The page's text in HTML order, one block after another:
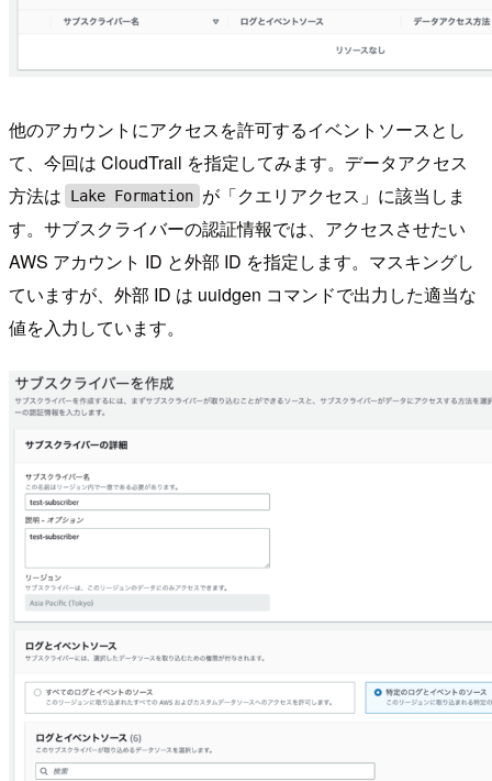
他のアカウントにアクセスを許可するイベントソースとし
て、今回は CloudTrail を指定してみます。データアクセス
方法は
Lake Formation が「クエリアクセス」に該当しま
す。サブスクライバーの認証情報では、アクセスさせたい
AWS アカウント ID と外部 ID を指定します。マスキングし
ていますが、外部 ID は uuidgen コマンドで出力した適当な
値を入力しています。